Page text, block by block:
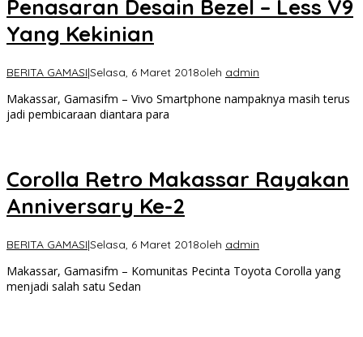
Penasaran Desain Bezel – Less V9
Yang Kekinian
BERITA GAMASI|Selasa, 6 Maret 2018oleh admin
Makassar, Gamasifm – Vivo Smartphone nampaknya masih terus
jadi pembicaraan diantara para
Corolla Retro Makassar Rayakan
Anniversary Ke-2
BERITA GAMASI|Selasa, 6 Maret 2018oleh admin
Makassar, Gamasifm – Komunitas Pecinta Toyota Corolla yang
menjadi salah satu Sedan